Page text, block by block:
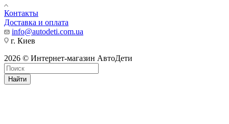
Контакты
Доставка и оплата
info@autodeti.com.ua
г. Киев
2026 © Интернет-магазин АвтоДети
Найти